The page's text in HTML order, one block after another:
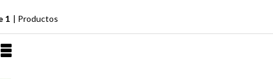
1 | Productos